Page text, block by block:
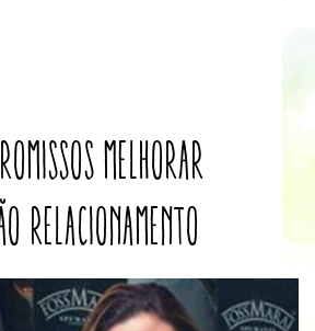
melhorar
relacionamento